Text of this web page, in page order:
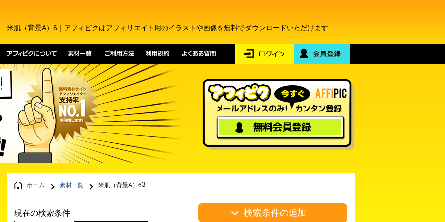
米肌（背景A）6｜アフィピクはアフィリエイト用のイラストや画像を無料でダウンロードいただけます
ホーム 3
素材一覧 米肌（背景A）6
現在の検索条件 検索条件の追加